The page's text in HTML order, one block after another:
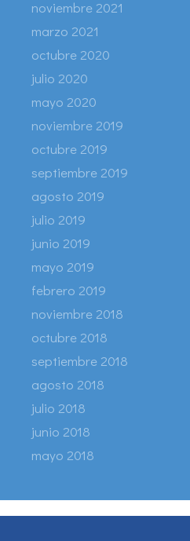
noviembre 2021
marzo 2021
octubre 2020
julio 2020
mayo 2020
noviembre 2019
octubre 2019
septiembre 2019
agosto 2019
julio 2019
junio 2019
mayo 2019
febrero 2019
noviembre 2018
octubre 2018
septiembre 2018
agosto 2018
julio 2018
junio 2018
mayo 2018